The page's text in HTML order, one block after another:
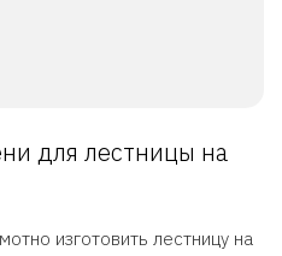
для лестницы на
изготовить лестницу на